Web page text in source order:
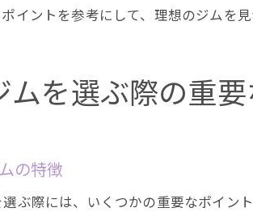
ジムでのトレーニン
ジム選びと食生活改
ストレス解消に役立
イントを参考にして、理想のジムを見
ムを選ぶ際の重要
の特徴
ぶ際には、いくつかの重要なポイン